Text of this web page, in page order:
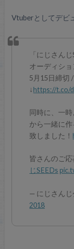
Vtuberとしてデビ
「にじさんじ
オーディショ
5月15日締切
↓https://t.co/
同時に、一
から一緒に
致しました！
皆さんのご
じSEEDs
— にじさんじ
2018